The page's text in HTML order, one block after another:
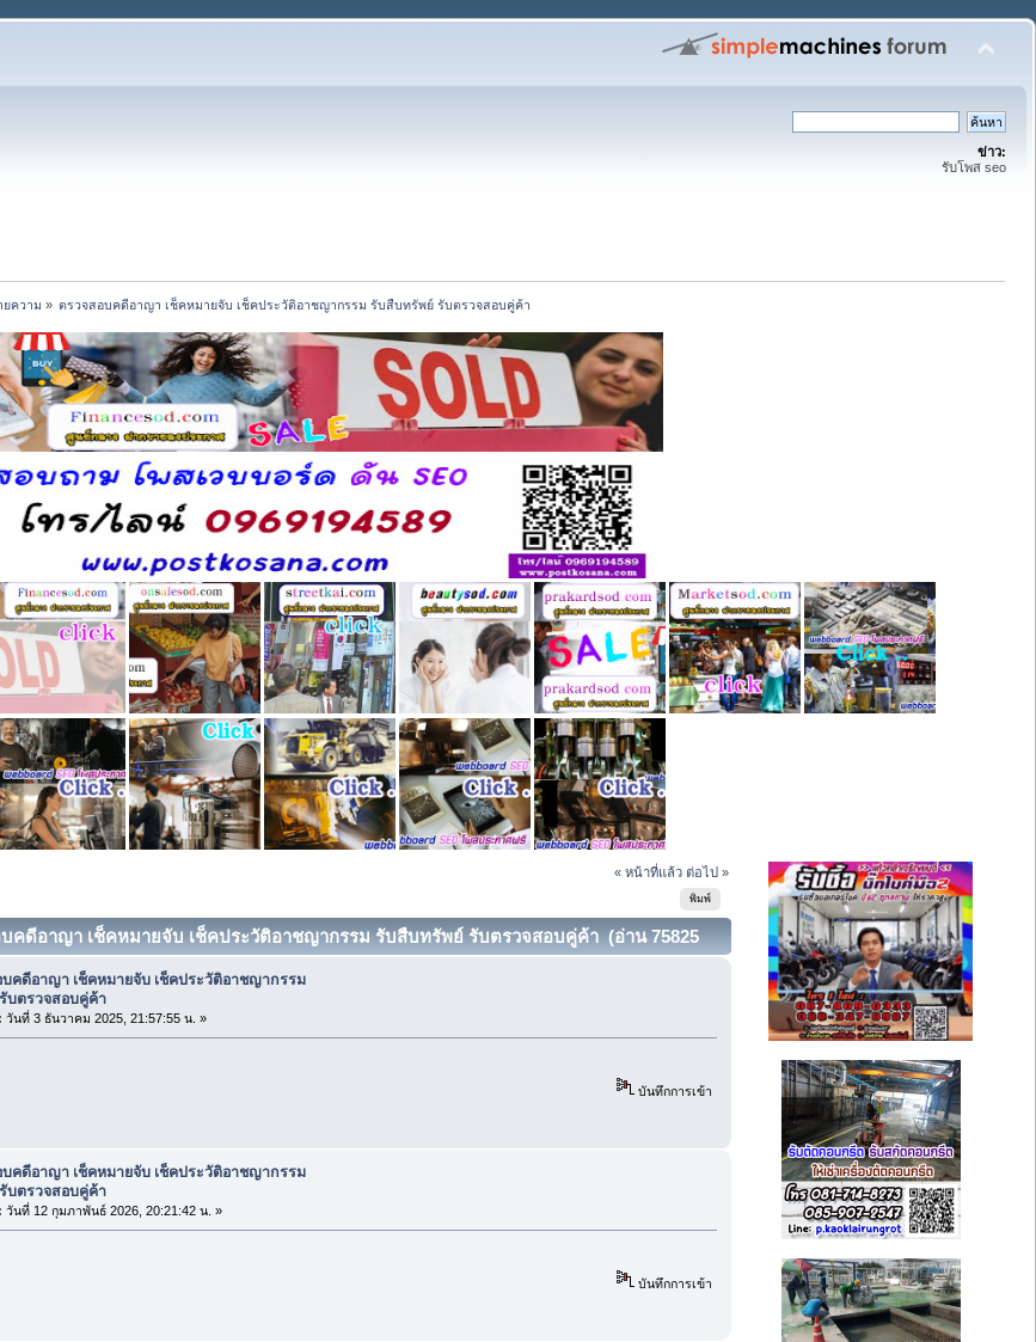
ข่าว:
รับโพส seo
ยความ » ตรวจสอบคดีอาญา เช็คหมายจับ เช็คประวัติอาชญากรรม รับสืบทรัพย์ รับตรวจสอบคู่ค้า
« หน้าที่แล้ว ต่อไป »
พิมพ์
คดีอาญา เช็คหมายจับ เช็คประวัติอาชญากรรม รับสืบทรัพย์ รับตรวจสอบคู่ค้า (อ่าน 75825
บคดีอาญา เช็คหมายจับ เช็คประวัติอาชญากรรม
บตรวจสอบคู่ค้า
วันที่ 3 ธันวาคม 2025, 21:57:55 น. »
บันทึกการเข้า
บคดีอาญา เช็คหมายจับ เช็คประวัติอาชญากรรม
บตรวจสอบคู่ค้า
วันที่ 12 กุมภาพันธ์ 2026, 20:21:42 น. »
บันทึกการเข้า